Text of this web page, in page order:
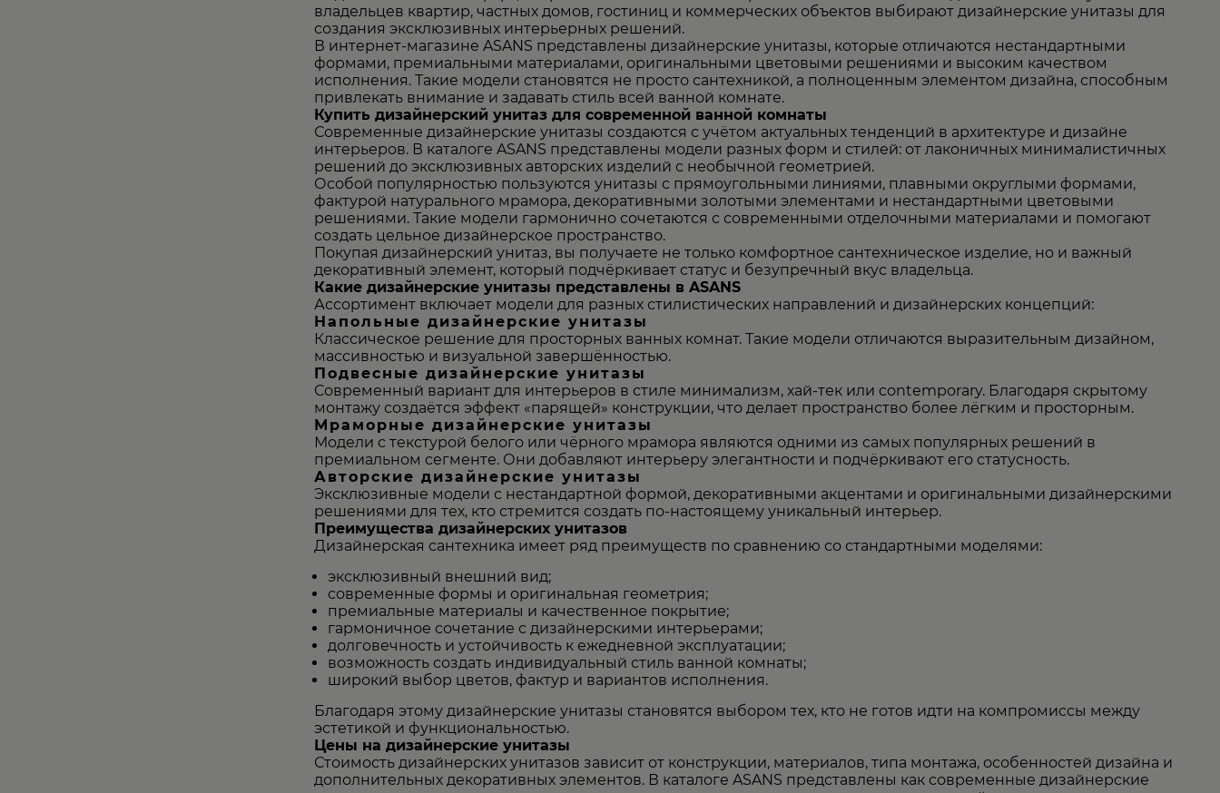
владельцев квартир, частных домов, гостиниц и коммерческих объектов выбирают дизайнерские унитазы для
создания эксклюзивных интерьерных решений.
В интернет-магазине ASANS представлены дизайнерские унитазы, которые отличаются нестандартными
формами, премиальными материалами, оригинальными цветовыми решениями и высоким качеством
исполнения. Такие модели становятся не просто сантехникой, а полноценным элементом дизайна, способным
привлекать внимание и задавать стиль всей ванной комнате.
Купить дизайнерский унитаз для современной ванной комнаты
Современные дизайнерские унитазы создаются с учётом актуальных тенденций в архитектуре и дизайне
интерьеров. В каталоге ASANS представлены модели разных форм и стилей: от лаконичных минималистичных
решений до эксклюзивных авторских изделий с необычной геометрией.
Особой популярностью пользуются унитазы с прямоугольными линиями, плавными округлыми формами,
фактурой натурального мрамора, декоративными золотыми элементами и нестандартными цветовыми
решениями. Такие модели гармонично сочетаются с современными отделочными материалами и помогают
создать цельное дизайнерское пространство.
Покупая дизайнерский унитаз, вы получаете не только комфортное сантехническое изделие, но и важный
декоративный элемент, который подчёркивает статус и безупречный вкус владельца.
Какие дизайнерские унитазы представлены в ASANS
Ассортимент включает модели для разных стилистических направлений и дизайнерских концепций:
Напольные дизайнерские унитазы
Классическое решение для просторных ванных комнат. Такие модели отличаются выразительным дизайном,
массивностью и визуальной завершённостью.
Подвесные дизайнерские унитазы
Современный вариант для интерьеров в стиле минимализм, хай-тек или contemporary. Благодаря скрытому
монтажу создаётся эффект «парящей» конструкции, что делает пространство более лёгким и просторным.
Мраморные дизайнерские унитазы
Модели с текстурой белого или чёрного мрамора являются одними из самых популярных решений в
премиальном сегменте. Они добавляют интерьеру элегантности и подчёркивают его статусность.
Авторские дизайнерские унитазы
Эксклюзивные модели с нестандартной формой, декоративными акцентами и оригинальными дизайнерскими
решениями для тех, кто стремится создать по-настоящему уникальный интерьер.
Преимущества дизайнерских унитазов
Дизайнерская сантехника имеет ряд преимуществ по сравнению со стандартными моделями:
эксклюзивный внешний вид;
современные формы и оригинальная геометрия;
премиальные материалы и качественное покрытие;
гармоничное сочетание с дизайнерскими интерьерами;
долговечность и устойчивость к ежедневной эксплуатации;
возможность создать индивидуальный стиль ванной комнаты;
широкий выбор цветов, фактур и вариантов исполнения.
Благодаря этому дизайнерские унитазы становятся выбором тех, кто не готов идти на компромиссы между
эстетикой и функциональностью.
Цены на дизайнерские унитазы
Стоимость дизайнерских унитазов зависит от конструкции, материалов, типа монтажа, особенностей дизайна и
дополнительных декоративных элементов. В каталоге ASANS представлены как современные дизайнерские